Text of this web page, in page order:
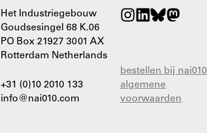
Het Industriegebouw
Goudsesingel 68 K.06
PO Box 21927 3001 AX
Rotterdam Netherlands
+31 (0)10 2010 133
info@nai010.com
bestellen bij nai010
algemene
voorwaarden